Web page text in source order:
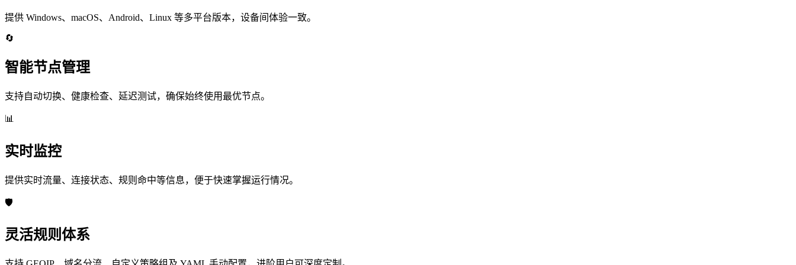
提供 Windows、macOS、Android、Linux 等多平台版本，设备间体验一致。
🔄
智能节点管理
支持自动切换、健康检查、延迟测试，确保始终使用最优节点。
📊
实时监控
提供实时流量、连接状态、规则命中等信息，便于快速掌握运行情况。
🛡️
灵活规则体系